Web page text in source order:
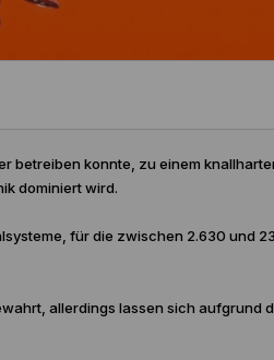
betreiben konnte, zu einem
dominiert wird.
für die zwischen 2.630 und
allerdings lassen sich aufgrund